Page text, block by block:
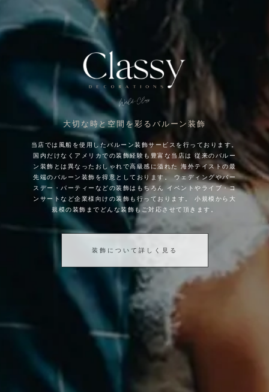
大切な時と空間を彩るバルーン装飾
当店では風船を使用したバルーン装飾サービスを行っております。
国内だけなくアメリカでの装飾経験も豊富な当店は
従来のバルー
ン装飾とは異なったおしゃれで高級感に溢れた
海外テイストの最
先端のバルーン装飾を得意としております。
ウェディングやバー
スデー・パーティーなどの装飾はもちろん
イベントやライブ・コ
ンサートなど企業様向けの装飾も行っております。
小規模から大
規模の装飾までどんな装飾もご対応させて頂きます。
装飾について詳しく見る